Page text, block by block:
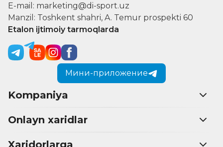
E-mail: marketing@di-sport.uz
Manzil: Toshkent shahri, A. Temur prospekti 60
Etalon ijtimoiy tarmoqlarda
Мини-приложение
Kompaniya
Onlayn xaridlar
Xaridorlarga